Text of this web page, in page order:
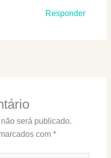
Responder
será publicado.
com *